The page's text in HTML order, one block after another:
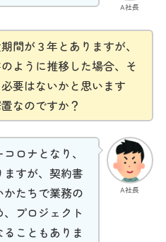
A社長
間が３年とありますが、
ように推移した場合、そ
要はないかと思います
なのですか？
A社長
ロナとなり、
すが、契約書
たちで業務の
プロジェクト
こともありま